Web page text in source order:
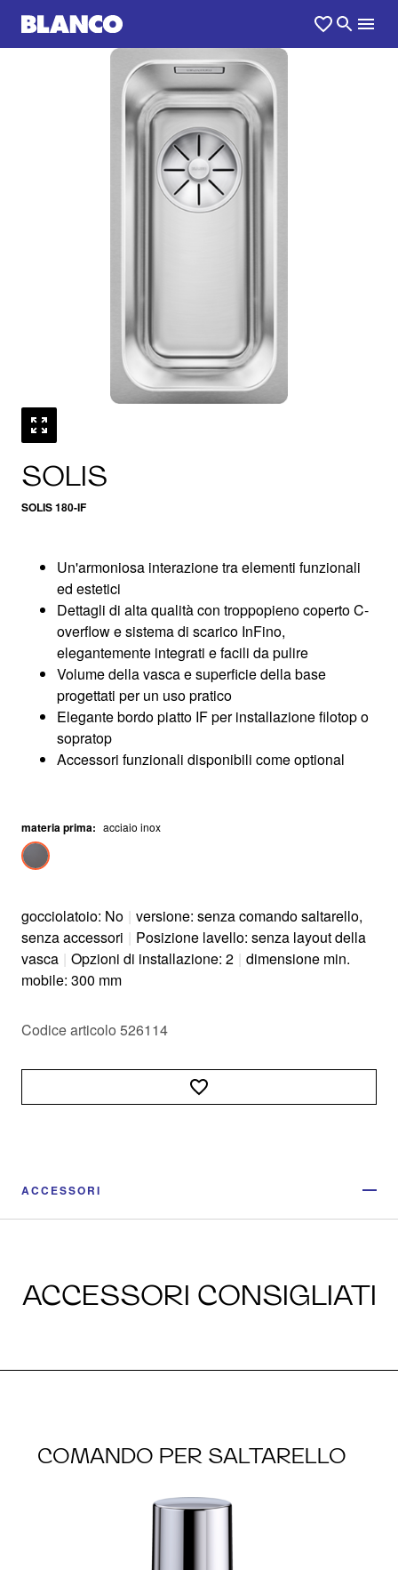
SOLIS
SOLIS 180-IF
0
Un'armoniosa interazione tra elementi funzionali
ed estetici
Dettagli di alta qualità con troppopieno coperto C-
overflow e sistema di scarico InFino,
elegantemente integrati e facili da pulire
Volume della vasca e superficie della base
progettati per un uso pratico
Elegante bordo piatto IF per installazione filotop o
sopratop
Accessori funzionali disponibili come optional
materia prima: acciaio inox
gocciolatoio: No | versione: senza comando saltarello,
senza accessori | Posizione lavello: senza layout della
vasca | Opzioni di installazione: 2 | dimensione min.
mobile: 300 mm
Codice articolo 526114
ACCESSORI
ACCESSORI CONSIGLIATI
COMANDO PER SALTARELLO